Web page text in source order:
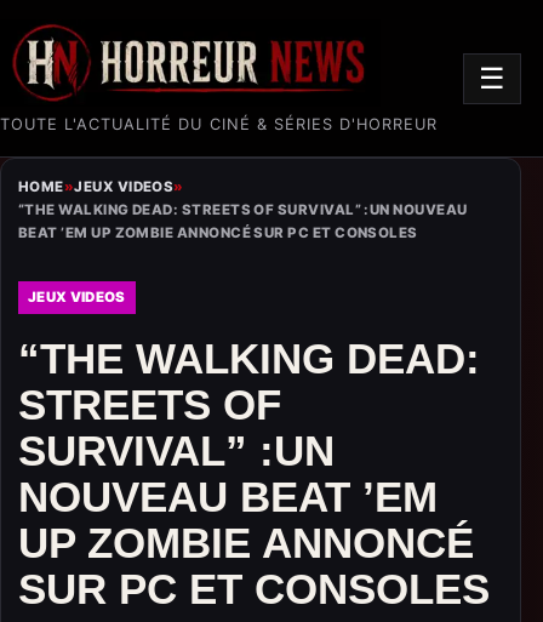
TOUTE L'ACTUALITÉ DU CINÉ & SÉRIES D'HORREUR
☰
HOME»JEUX VIDEOS»
“THE WALKING DEAD: STREETS OF SURVIVAL” :UN NOUVEAU
BEAT ’EM UP ZOMBIE ANNONCÉ SUR PC ET CONSOLES
JEUX VIDEOS
“THE WALKING DEAD:
STREETS OF
SURVIVAL” :UN
NOUVEAU BEAT ’EM
UP ZOMBIE ANNONCÉ
SUR PC ET CONSOLES